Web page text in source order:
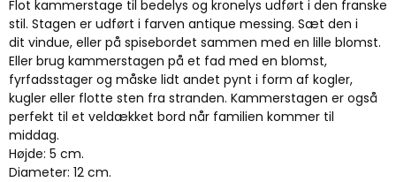
Flot kammerstage til bedelys og kronelys udført i den franske
stil. Stagen er udført i farven antique messing. Sæt den i
dit vindue, eller på spisebordet sammen med en lille blomst.
Eller brug kammerstagen på et fad med en blomst,
fyrfadsstager og måske lidt andet pynt i form af kogler,
kugler eller flotte sten fra stranden. Kammerstagen er også
perfekt til et veldækket bord når familien kommer til
middag.
Højde: 5 cm.
Diameter: 12 cm.